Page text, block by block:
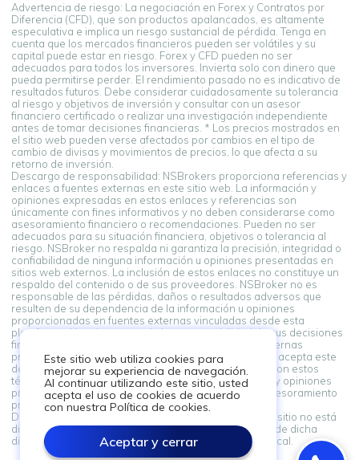
Advertencia de riesgo: La negociación en Forex y Contratos por
Diferencia (CFD), que son productos apalancados, es altamente
especulativa e implica un riesgo sustancial de pérdida. Tenga en
cuenta que los mercados financieros pueden ser volátiles y su
capital puede estar en riesgo. Forex y CFD pueden no ser
adecuados para todos los inversores. Invierta solo con dinero que
pueda permitirse perder. El rendimiento pasado no es indicativo de
resultados futuros. Debe considerar cuidadosamente su tolerancia
al riesgo y objetivos de inversión y consultar con un asesor
financiero certificado o realizar una investigación independiente
antes de tomar decisiones financieras. * Los precios mostrados en
el sitio web pueden verse afectados por cambios en el tipo de
cambio de divisas y movimientos de precios, lo que afecta a su
retorno de inversión.
Descargo de responsabilidad: NSBrokers proporciona referencias y
enlaces a fuentes externas en este sitio web. La información y
opiniones expresadas en estos enlaces y referencias son
únicamente con fines informativos y no deben considerarse como
asesoramiento financiero o recomendaciones. Pueden no ser
adecuados para su situación financiera, objetivos o tolerancia al
riesgo. NSBroker no respalda ni garantiza la precisión, integridad o
confiabilidad de ninguna información u opiniones presentadas en
sitios web externos. La inclusión de estos enlaces no constituye un
respaldo del contenido o de sus proveedores. NSBroker no es
responsable de las pérdidas, daños o resultados adversos que
resulten de su dependencia de la información u opiniones
proporcionadas en fuentes externas vinculadas desde esta
plataforma. Usted asume toda la responsabilidad de sus decisiones
financieras. Al acceder y utilizar enlaces a fuentes externas
proporcionados en esta plataforma, usted reconoce y acepta este
descargo de responsabilidad. Si no está de acuerdo con estos
términos, absténgase de depender de la información y opiniones
presentadas en fuentes externas. Siempre busque asesoramiento
profesional al tomar decisiones financieras.
Descargo de responsabilidad: La información en este sitio no está
dirigida a residentes en ningún país o jurisdicción donde dicha
distribución o uso sea contrario a la ley o regulación local.
Este sitio web utiliza cookies para
mejorar su experiencia de navegación.
Al continuar utilizando este sitio, usted
acepta el uso de cookies de acuerdo
con nuestra Política de cookies.
Aceptar y cerrar